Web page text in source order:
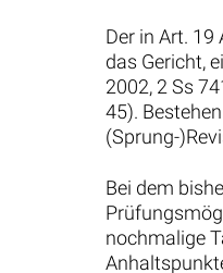
Der in Art.
das Gericht,
2002, 2 Ss
45).
(Sprung-
Bei dem
nochmalige